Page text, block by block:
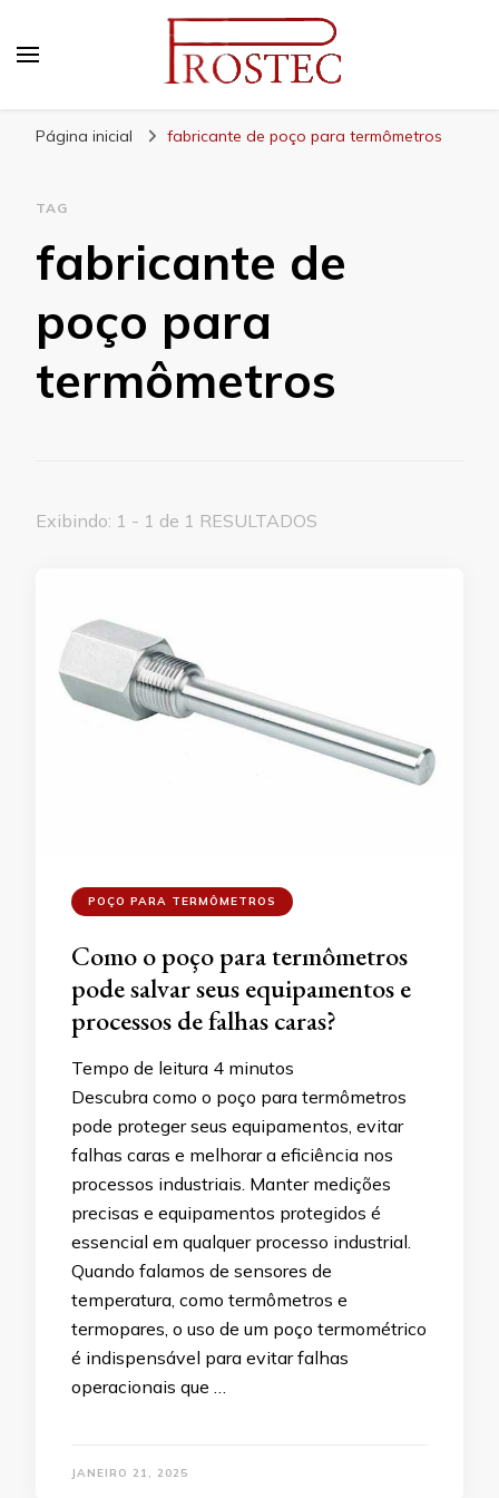
Página inicial fabricante de poço para termômetros
TAG
fabricante de
poço para
termômetros
Exibindo: 1 - 1 de 1 RESULTADOS
POÇO PARA TERMÔMETROS
Como o poço para termômetros
pode salvar seus equipamentos e
processos de falhas caras?
Tempo de leitura 4 minutos
Descubra como o poço para termômetros
pode proteger seus equipamentos, evitar
falhas caras e melhorar a eficiência nos
processos industriais. Manter medições
precisas e equipamentos protegidos é
essencial em qualquer processo industrial.
Quando falamos de sensores de
temperatura, como termômetros e
termopares, o uso de um poço termométrico
é indispensável para evitar falhas
operacionais que …
JANEIRO 21, 2025